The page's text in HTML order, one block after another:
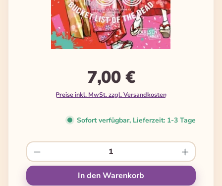
7,00 €
Preise inkl. MwSt. zzgl. Versandkosten
Sofort verfügbar, Lieferzeit: 1-3 Tage
Produkt Anzahl: Gib den gewünschten
In den Warenkorb